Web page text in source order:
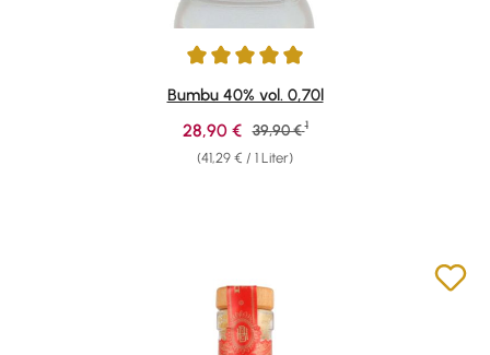
Durchschnittliche Bewertung von 4.88 von 5 Sternen
Bumbu 40% vol. 0,70l
(41,29 € / 1 Liter)
Verkaufspreis:
28,90 € Regulärer Preis:
39,90 € 1